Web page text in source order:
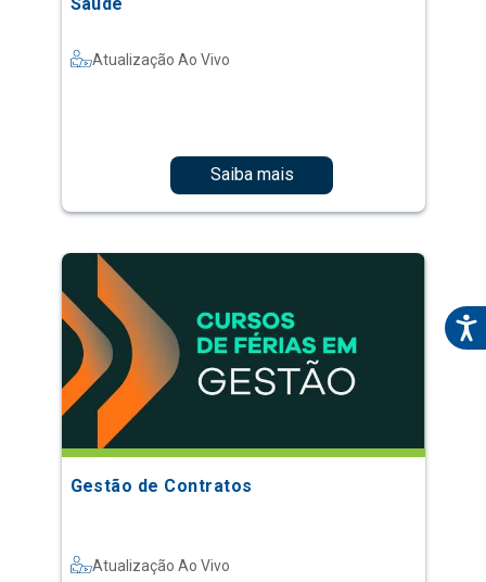
Atualização Ao Vivo
Saiba mais
Gestão de Contratos
Atualização Ao Vivo